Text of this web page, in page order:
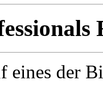
eines der